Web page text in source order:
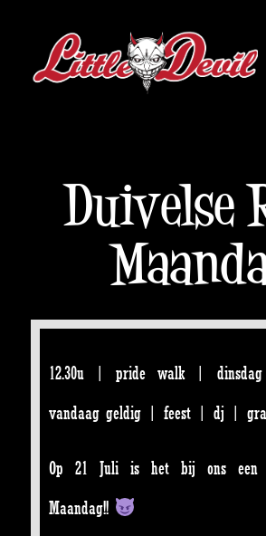
Duivelse
12.30u | pride walk | dinsdag
vandaag geldig | feest | dj |
Op 21 Juli is het bij ons een
Maandag!!